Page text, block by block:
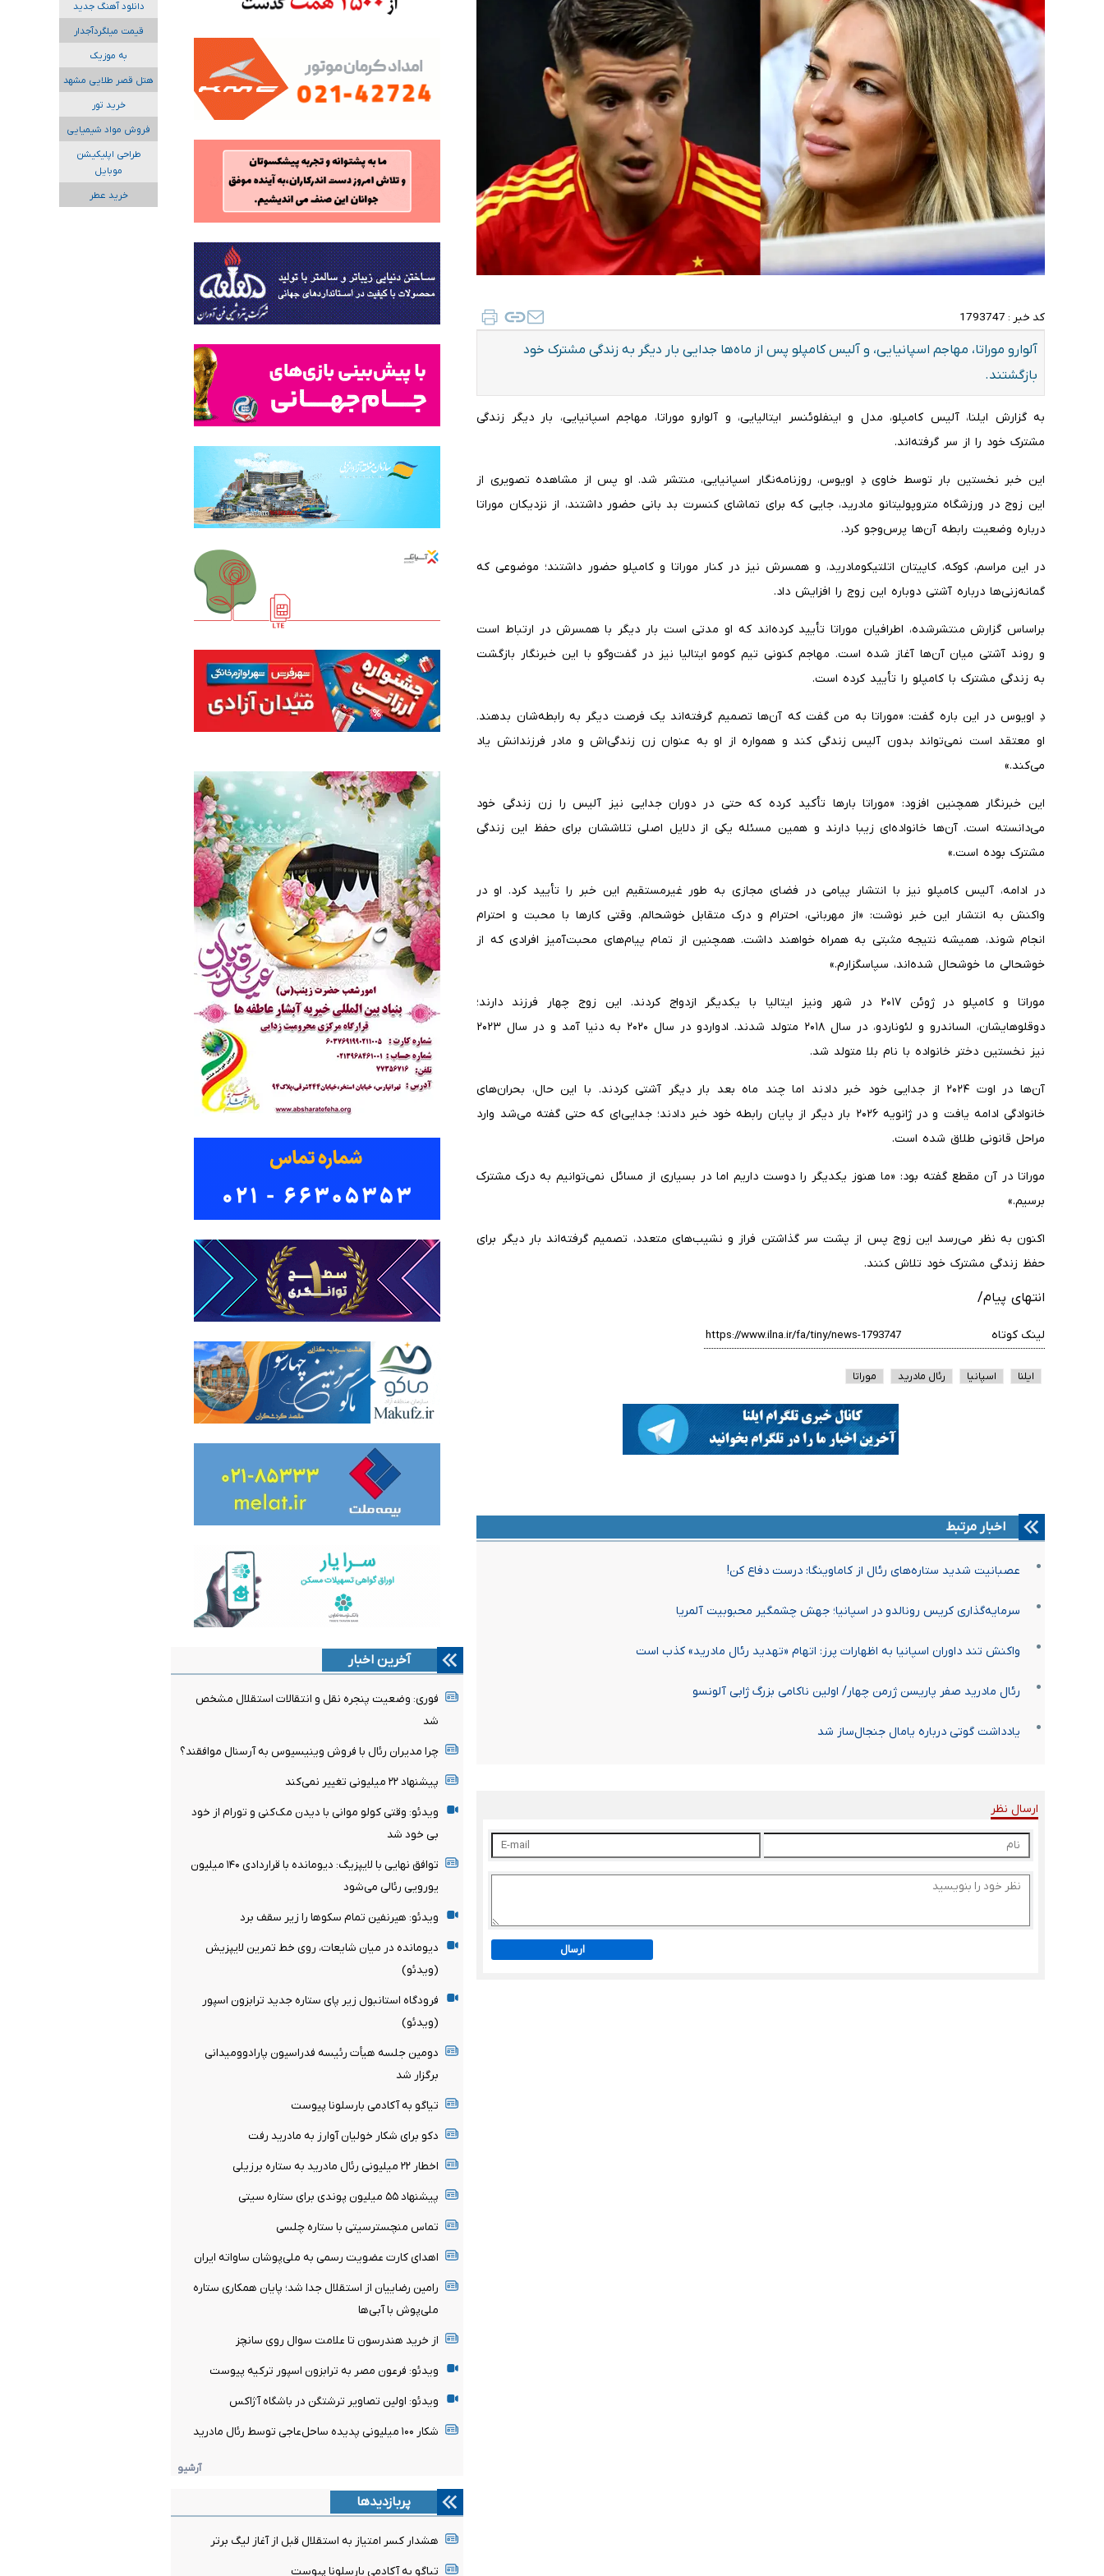
کد خبر : 1793747
آلوارو موراتا، مهاجم اسپانیایی، و آلیس کامپلو پس از ماه‌ها جدایی بار دیگر به زندگی مشترک خود
بازگشتند.
به گزارش ایلنا، آلیس کامپلو، مدل و اینفلوئنسر ایتالیایی، و آلوارو موراتا، مهاجم اسپانیایی، بار دیگر زندگی
مشترک خود را از سر گرفته‌اند.
این خبر نخستین بار توسط خاوی دِ اویوس، روزنامه‌نگار اسپانیایی، منتشر شد. او پس از مشاهده تصویری از
این زوج در ورزشگاه متروپولیتانو مادرید، جایی که برای تماشای کنسرت بد بانی حضور داشتند، از نزدیکان موراتا
درباره وضعیت رابطه آن‌ها پرس‌وجو کرد.
در این مراسم، کوکه، کاپیتان اتلتیکومادرید، و همسرش نیز در کنار موراتا و کامپلو حضور داشتند؛ موضوعی که
گمانه‌زنی‌ها درباره آشتی دوباره این زوج را افزایش داد.
براساس گزارش منتشرشده، اطرافیان موراتا تأیید کرده‌اند که او مدتی است بار دیگر با همسرش در ارتباط است
و روند آشتی میان آن‌ها آغاز شده است. مهاجم کنونی تیم کومو ایتالیا نیز در گفت‌وگو با این خبرنگار بازگشت
به زندگی مشترک با کامپلو را تأیید کرده است.
دِ اویوس در این باره گفت: «موراتا به من گفت که آن‌ها تصمیم گرفته‌اند یک فرصت دیگر به رابطه‌شان بدهند.
او معتقد است نمی‌تواند بدون آلیس زندگی کند و همواره از او به عنوان زن زندگی‌اش و مادر فرزندانش یاد
می‌کند.»
این خبرنگار همچنین افزود: «موراتا بارها تأکید کرده که حتی در دوران جدایی نیز آلیس را زن زندگی خود
می‌دانسته است. آن‌ها خانواده‌ای زیبا دارند و همین مسئله یکی از دلایل اصلی تلاششان برای حفظ این زندگی
مشترک بوده است.»
در ادامه، آلیس کامپلو نیز با انتشار پیامی در فضای مجازی به طور غیرمستقیم این خبر را تأیید کرد. او در
واکنش به انتشار این خبر نوشت: «از مهربانی، احترام و درک متقابل خوشحالم. وقتی کارها با محبت و احترام
انجام شوند، همیشه نتیجه مثبتی به همراه خواهند داشت. همچنین از تمام پیام‌های محبت‌آمیز افرادی که از
خوشحالی ما خوشحال شده‌اند، سپاسگزارم.»
موراتا و کامپلو در ژوئن ۲۰۱۷ در شهر ونیز ایتالیا با یکدیگر ازدواج کردند. این زوج چهار فرزند دارند؛
دوقلوهایشان، الساندرو و لئوناردو، در سال ۲۰۱۸ متولد شدند. ادواردو در سال ۲۰۲۰ به دنیا آمد و در سال ۲۰۲۳
نیز نخستین دختر خانواده با نام بلا متولد شد.
آن‌ها در اوت ۲۰۲۴ از جدایی خود خبر دادند اما چند ماه بعد بار دیگر آشتی کردند. با این حال، بحران‌های
خانوادگی ادامه یافت و در ژانویه ۲۰۲۶ بار دیگر از پایان رابطه خود خبر دادند؛ جدایی‌ای که حتی گفته می‌شد وارد
مراحل قانونی طلاق شده است.
موراتا در آن مقطع گفته بود: «ما هنوز یکدیگر را دوست داریم اما در بسیاری از مسائل نمی‌توانیم به درک مشترک
برسیم.»
اکنون به نظر می‌رسد این زوج پس از پشت سر گذاشتن فراز و نشیب‌های متعدد، تصمیم گرفته‌اند بار دیگر برای
حفظ زندگی مشترک خود تلاش کنند.
انتهای پیام/
لینک کوتاه
ایلنا اسپانیا رئال مادرید موراتا
اخبار مرتبط
عصبانیت شدید ستاره‌های رئال از کاماوینگا: درست دفاع کن!
سرمایه‌گذاری کریس رونالدو در اسپانیا؛ جهش چشمگیر محبوبیت آلمریا
واکنش تند داوران اسپانیا به اظهارات پرز: اتهام «تهدید رئال مادرید» کذب است
رئال مادرید صفر پاریسن ژرمن چهار/ اولین ناکامی بزرگ ژابی آلونسو
یادداشت گوتی درباره یامال جنجال‌ساز شد
ارسال نظر
ارسال
آخرین اخبار
فوری: وضعیت پنجره نقل و انتقالات استقلال مشخص
شد
چرا مدیران رئال با فروش وینیسیوس به آرسنال موافقند؟
پیشنهاد ۲۲ میلیونی تغییر نمی‌کند
ویدئو: وقتی کولو موانی با دیدن مک‌کنی و تورام از خود
بی خود شد
توافق نهایی با لایپزیگ: دیومانده با قراردادی ۱۴۰ میلیون
یورویی رئالی می‌شود
ویدئو: هیرنفین تمام سکوها را زیر سقف برد
دیومانده در میان شایعات، روی خط تمرین لایپزیش
(ویدئو)
فرودگاه استانبول زیر پای ستاره جدید ترابزون اسپور
(ویدئو)
دومین جلسه هیأت رئیسه فدراسیون پارادوومیدانی
برگزار شد
تیاگو به آکادمی بارسلونا پیوست
دکو برای شکار خولیان آوارز به مادرید رفت
اخطار ۲۲ میلیونی رئال مادرید به ستاره برزیلی
پیشنهاد ۵۵ میلیون پوندی برای ستاره سیتی
تماس منچسترسیتی با ستاره چلسی
اهدای کارت عضویت رسمی به ملی‌پوشان ساواته ایران
رامین رضاییان از استقلال جدا شد؛ پایان همکاری ستاره
ملی‌پوش با آبی‌ها
از خرید هندرسون تا علامت سوال روی سانچز
ویدئو: فرعون مصر به ترابزون اسپور ترکیه پیوست
ویدئو: اولین تصاویر ترشتگن در باشگاه آژاکس
شکار ۱۰۰ میلیونی پدیده ساحل‌عاجی توسط رئال مادرید
آرشیو
پربازدیدها
هشدار کسر امتیاز به استقلال قبل از آغاز لیگ برتر
تیاگو به آکادمی بارسلونا پیوست
دانلود آهنگ جدید
قیمت میلگردآجدار
به موزیک
هتل قصر طلایی مشهد
خرید تور
فروش مواد شیمیایی
طراحی اپلیکیشن
موبایل
خرید عطر